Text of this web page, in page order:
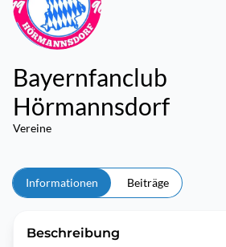
Bayernfanclub
Hörmannsdorf
Vereine
Informationen Beiträge
Beschreibung